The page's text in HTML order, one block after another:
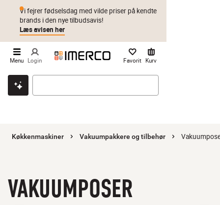
Klik & hent Byt i 1 år Prismatch
Vi fejrer fødselsdag med vilde priser på kendte
brands i den nye tilbudsavis!
Læs avisen her
Menu Login Favorit Kurv
Køkkenmaskiner Vakuumpakkere og tilbehør
VAKUUMPOSER